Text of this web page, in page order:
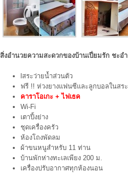
สิ่งอำนวยความสะดวกของบ้านเปี่ยมรัก ชะอำ
lสระว่ายน้ำส่วนตัว
ฟรี !! ห่วงยางแฟนซีและลูกบอลในสระ
คาราโอเกะ + ไฟเธค
Wi-Fi
เตาปิ้งย่าง
ชุดเครื่องครัว
ห้องโถงพัดลม
ผ้าขนหนูสำหรับ 11 ท่าน
บ้านพักห่างทะเลเพียง 200 ม.
เครื่องปรับอากาศทุกห้องนอน